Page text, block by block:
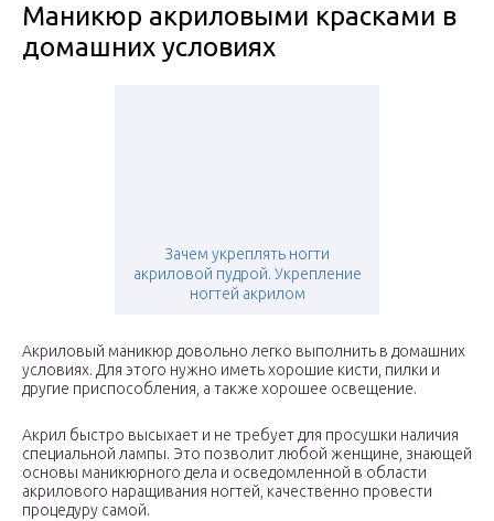
Маникюр акриловыми красками в
домашних условиях
Зачем укреплять ногти
акриловой пудрой. Укрепление
ногтей акрилом
Акриловый маникюр довольно легко выполнить в домашних
условиях. Для этого нужно иметь хорошие кисти, пилки и
другие приспособления, а также хорошее освещение.
Акрил быстро высыхает и не требует для просушки наличия
специальной лампы. Это позволит любой женщине, знающей
основы маникюрного дела и осведомленной в области
акрилового наращивания ногтей, качественно провести
процедуру самой.